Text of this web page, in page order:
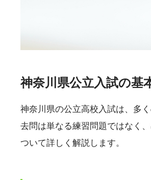
神奈川県公立入試の基
神奈川県の公立高校入試は、多
去問は単なる練習問題ではなく
ついて詳しく解説します。